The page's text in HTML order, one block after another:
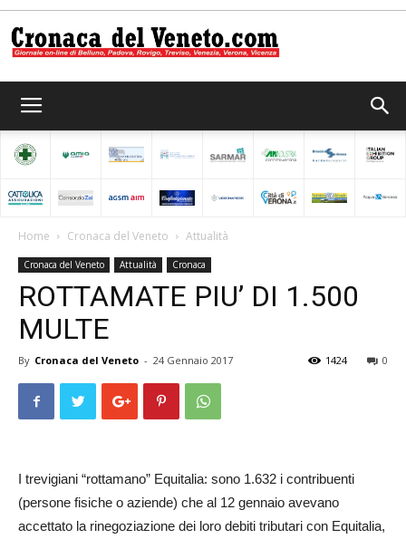
del
Veneto
Home Cronaca del Veneto Attualità
Cronaca del Veneto Attualità Cronaca
ROTTAMATE PIU’ DI 1.500
MULTE
By Cronaca del Veneto - 24 Gennaio 2017 0
1424
I trevigiani “rottamano” Equitalia: sono 1.632 i contribuenti
(persone fisiche o aziende) che al 12 gennaio avevano
accettato la rinegoziazione dei loro debiti tributari con Equitalia,